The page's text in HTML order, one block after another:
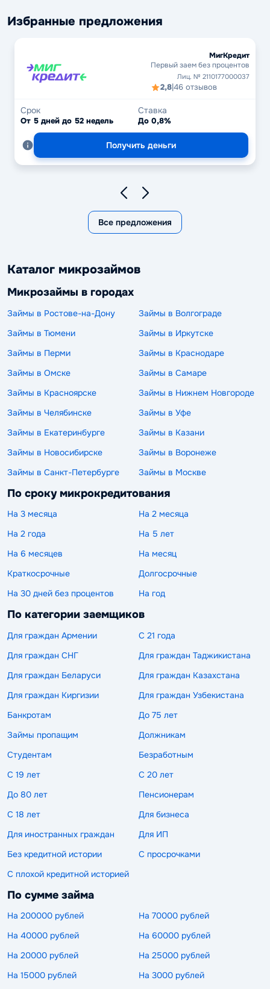
Избранные предложения
МигКредит
Первый заем без процентов
Лиц. № 2110177000037
2,8|46 отзывов
Срок
От 5 дней до 52 недель
Ставка
До 0,8%
Получить деньги
Все предложения
Каталог микрозаймов
Микрозаймы в городах
Займы в Ростове-на-Дону
Займы в Волгограде
Займы в Тюмени
Займы в Иркутске
Займы в Перми
Займы в Краснодаре
Займы в Омске
Займы в Самаре
Займы в Красноярске
Займы в Нижнем Новгороде
Займы в Челябинске
Займы в Уфе
Займы в Екатеринбурге
Займы в Казани
Займы в Новосибирске
Займы в Воронеже
Займы в Санкт-Петербурге
Займы в Москве
По сроку микрокредитования
На 3 месяца
На 2 месяца
На 2 года
На 5 лет
На 6 месяцев
На месяц
Краткосрочные
Долгосрочные
На 30 дней без процентов
На год
По категории заемщиков
Для граждан Армении
С 21 года
Для граждан СНГ
Для граждан Таджикистана
Для граждан Беларуси
Для граждан Казахстана
Для граждан Киргизии
Для граждан Узбекистана
Банкротам
До 75 лет
Займы пропащим
Должникам
Студентам
Безработным
С 19 лет
С 20 лет
До 80 лет
Пенсионерам
С 18 лет
Для бизнеса
Для иностранных граждан
Для ИП
Без кредитной истории
С просрочками
С плохой кредитной историей
По сумме займа
На 200000 рублей
На 70000 рублей
На 40000 рублей
На 60000 рублей
На 20000 рублей
На 25000 рублей
На 15000 рублей
На 3000 рублей